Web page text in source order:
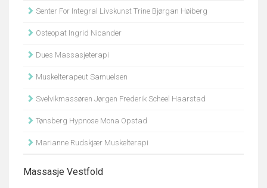
Senter For Integral Livskunst Trine Bjørgan Høiberg
Osteopat Ingrid Nicander
Dues Massasjeterapi
Muskelterapeut Samuelsen
Svelvikmassøren Jørgen Frederik Scheel Haarstad
Tønsberg Hypnose Mona Opstad
Marianne Rudskjær Muskelterapi
Massasje Vestfold